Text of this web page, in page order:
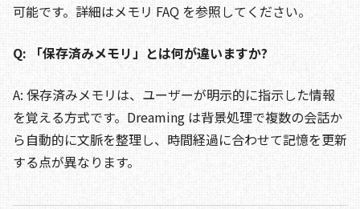
可能です。詳細はメモリ FAQ を参照してください。
Q: 「保存済みメモリ」とは何が違いますか?
A: 保存済みメモリは、ユーザーが明示的に指示した情報
を覚える方式です。Dreaming は背景処理で複数の会話か
ら自動的に文脈を整理し、時間経過に合わせて記憶を更新
する点が異なります。